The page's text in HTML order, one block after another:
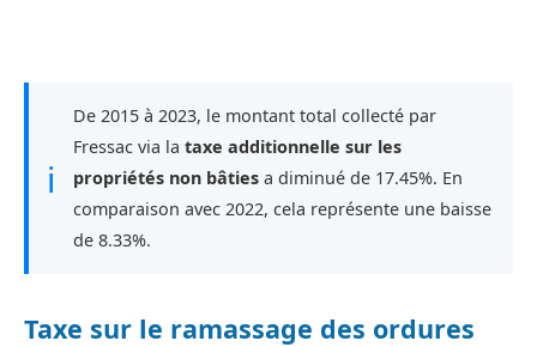
ℹ
De 2015 à 2023, le montant total collecté par
Fressac via la taxe additionnelle sur les
propriétés non bâties a diminué de 17.45%. En
comparaison avec 2022, cela représente une baisse
de 8.33%.
Taxe sur le ramassage des ordures